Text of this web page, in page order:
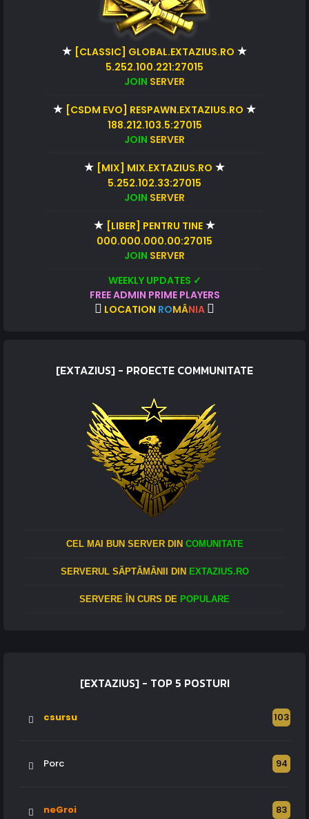
★ [CLASSIC] GLOBAL.EXTAZIUS.RO ★
5.252.100.221:27015
JOIN SERVER
★ [CSDM EVO] RESPAWN.EXTAZIUS.RO ★
188.212.103.5:27015
JOIN SERVER
★ [MIX] MIX.EXTAZIUS.RO ★
5.252.102.33:27015
JOIN SERVER
★ [LIBER] PENTRU TINE ★
000.000.000.00:27015
JOIN SERVER
WEEKLY UPDATES ✓
FREE ADMIN PRIME PLAYERS
LOCATION ROMÂNIA
[EXTAZIUS] - PROECTE COMMUNITATE
CEL MAI BUN SERVER DIN COMUNITATE
SERVERUL SĂPTĂMÂNII DIN EXTAZIUS.RO
SERVERE ÎN CURS DE POPULARE
[EXTAZIUS] - TOP 5 POSTURI
csursu 103
Porc 94
neGroi 83